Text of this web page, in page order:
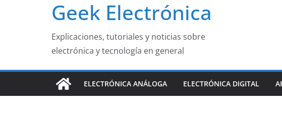
Geek Electrónica
Explicaciones, tutoriales y noticias sobre
electrónica y tecnología en general
ELECTRÓNICA ANÁLOGA ELECTRÓNICA DIGITAL